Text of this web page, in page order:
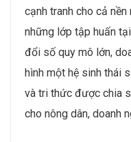
cạnh tranh cho cả
những lớp tập huấn
đổi số quy mô lớn,
hình một hệ sinh thái
và tri thức được chia
cho nông dân, doanh